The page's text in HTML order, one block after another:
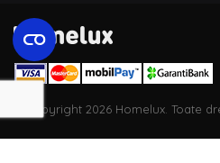
© Copyright 2026 Homelux. Toate